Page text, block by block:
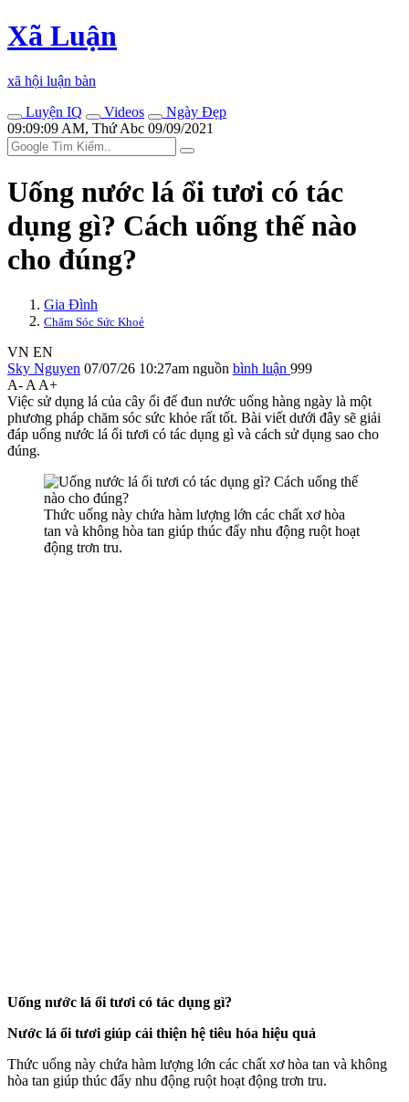
Xã Luận
xã hội luận bàn
Luyện IQ
Videos
Ngày Đẹp
09:09:09 AM, Thứ Abc 09/09/2021
Uống nước lá ổi tươi có tác
dụng gì? Cách uống thế nào
cho đúng?
Gia Đình
Chăm Sóc Sức Khoẻ
VN EN
Sky Nguyen 07/07/26 10:27am nguồn bình luận 999
A- A A+
Việc sử dụng lá của cây ổi để đun nước uống hàng ngày là một
phương pháp chăm sóc sức khỏe rất tốt. Bài viết dưới đây sẽ giải
đáp uống nước lá ổi tươi có tác dụng gì và cách sử dụng sao cho
đúng.
Thức uống này chứa hàm lượng lớn các chất xơ hòa
tan và không hòa tan giúp thúc đẩy nhu động ruột hoạt
động trơn tru.
Uống nước lá ổi tươi có tác dụng gì?
Nước lá ổi tươi giúp cải thiện hệ tiêu hóa hiệu quả
Thức uống này chứa hàm lượng lớn các chất xơ hòa tan và không
hòa tan giúp thúc đẩy nhu động ruột hoạt động trơn tru.